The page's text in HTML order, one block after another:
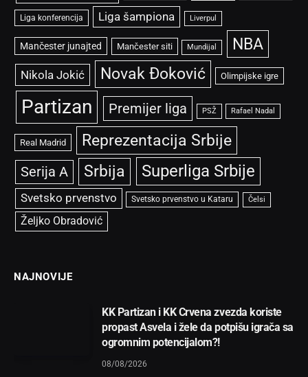
Liga konferencija Liga šampiona Liverpul
Mančester junajted Mančester siti Mundijal NBA
Nikola Jokić Novak Đoković Olimpijske igre
Partizan Premijer liga PSŽ Rafael Nadal
Real Madrid Reprezentacija Srbije
Serija A Srbija Superliga Srbije
Svetsko prvenstvo Svetsko prvenstvo u Kataru Čelsi
Željko Obradović
NAJNOVIJE
KK Partizan i KK Crvena zvezda koriste
propast Asvela i žele da potpišu igrača sa
ogromnim potencijalom?!
08/08/2026